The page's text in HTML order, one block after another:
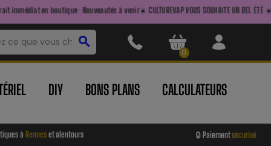
· Nouveautés à venir☀️ CULTUREVAP VOUS SOUHAITE UN BEL ÉTÉ ☀️ — FAITES LE
search
0
DIY BONS PLANS CALCULATEURS
à Renneset alentours 🔒 Paiementsécurisé